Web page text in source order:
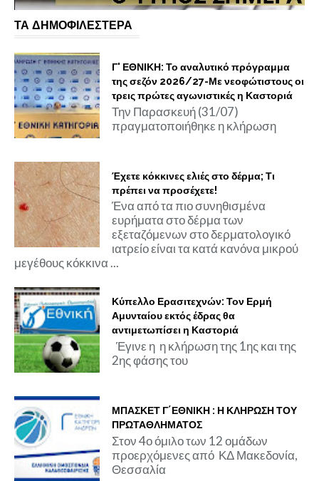
ΤΑ ΔΗΜΟΦΙΛΕΣΤΕΡΑ
Γ' ΕΘΝΙΚΗ: Το αναλυτικό πρόγραμμα
της σεζόν 2026/27-Με νεοφώτιστους οι
τρεις πρώτες αγωνιστικές η Καστοριά
Την Παρασκευή (31/07)
πραγματοποιήθηκε η κλήρωση
Έχετε κόκκινες ελιές στο δέρμα; Τι
πρέπει να προσέχετε!
Ένα από τα πιο συνηθισμένα
ευρήματα στο δέρμα των
εξεταζόμενων στο δερματολογικό
ιατρείο είναι τα κατά κανόνα μικρού
μεγέθους κόκκινα ...
Κύπελλο Ερασιτεχνών: Τον Ερμή
Αμυνταίου εκτός έδρας θα
αντιμετωπίσει η Καστοριά
Έγινε η η κλήρωση της 1ης και της
2ης φάσης του
ΜΠΑΣΚΕΤ Γ΄ΕΘΝΙΚΗ : Η ΚΛΗΡΩΣΗ ΤΟΥ
ΠΡΩΤΑΘΛΗΜΑΤΟΣ
Στον 4ο όμιλο των 12 ομάδων
προερχόμενες από ΚΔ Μακεδονία,
Θεσσαλία